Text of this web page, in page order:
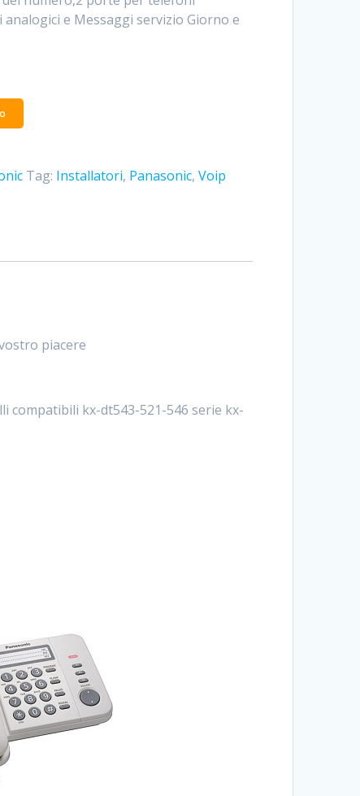
e Messaggi servizio Giorno e
Tag: Installatori, Panasonic, Voip
piacere
compatibili kx-dt543-521-546 serie kx-